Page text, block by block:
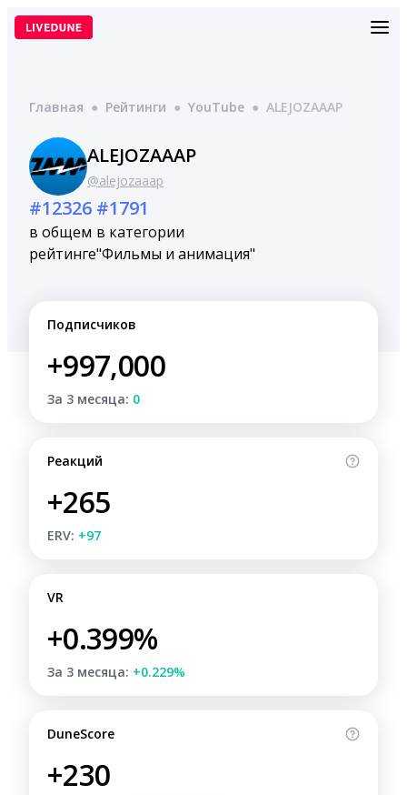
Перейти
Главная ● Рейтинги ● YouTube ● ALEJOZAAAP
ALEJOZAAAP
@alejozaaap
#12326
в общем
рейтинге
#1791
в категории
"Фильмы и анимация"
Подписчиков
+997,000
За 3 месяца: 0
Реакций
+265
ERV: +97
VR
+0.399%
За 3 месяца: +0.229%
DuneScore
+230